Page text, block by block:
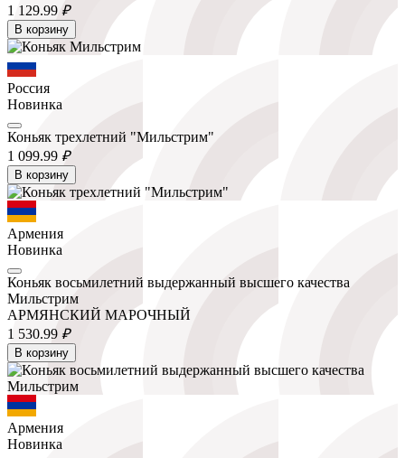
1 129.99 ₽
В корзину
Россия
Новинка
Коньяк трехлетний "Мильстрим"
1 099.99 ₽
В корзину
Армения
Новинка
Коньяк восьмилетний выдержанный высшего качества
Мильстрим
АРМЯНСКИЙ МАРОЧНЫЙ
1 530.99 ₽
В корзину
Армения
Новинка